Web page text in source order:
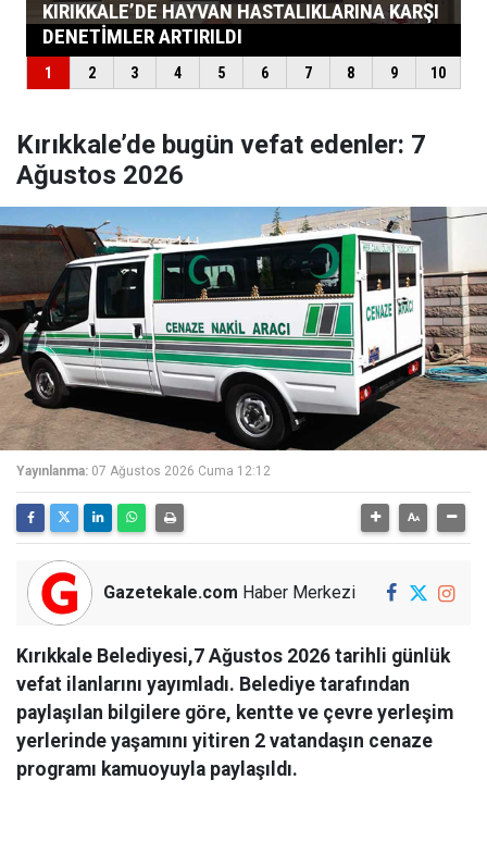
Kırıkkale’de bugün vefat edenler: 7
Ağustos 2026
Yayınlanma: 07 Ağustos 2026 Cuma 12:12
Gazetekale.com Haber Merkezi
Kırıkkale Belediyesi,7 Ağustos 2026 tarihli günlük
vefat ilanlarını yayımladı. Belediye tarafından
paylaşılan bilgilere göre, kentte ve çevre yerleşim
yerlerinde yaşamını yitiren 2 vatandaşın cenaze
programı kamuoyuyla paylaşıldı.